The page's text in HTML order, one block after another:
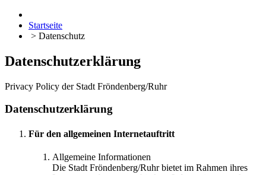
Startseite
> Datenschutz
Datenschutzerklärung
Privacy Policy der Stadt Fröndenberg/Ruhr
Datenschutzerklärung
Für den allgemeinen Internetauftritt
Allgemeine Informationen
Die Stadt Fröndenberg/Ruhr bietet im Rahmen ihres